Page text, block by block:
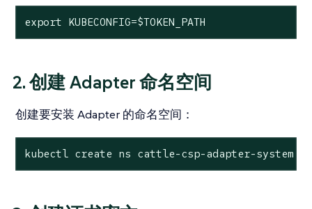
export KUBECONFIG=$TOKEN_PATH
2. 创建 Adapter 命名空间
创建要安装 Adapter 的命名空间：
kubectl create ns cattle-csp-adapter-system